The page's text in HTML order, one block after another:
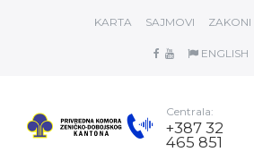
KARTA SAJMOVI ZAKONI
ENGLISH
Centrala:
+387 32
465 851